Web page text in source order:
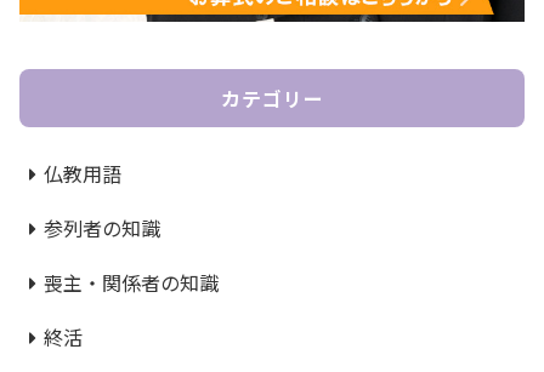
カテゴリー
仏教用語
参列者の知識
喪主・関係者の知識
終活